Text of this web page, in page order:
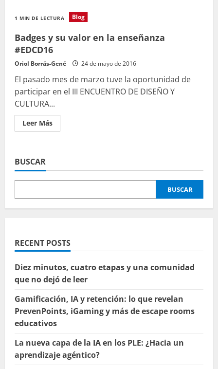
Gamifiquemos,
ludifiquemos,
llámalo como
quieras
pero
úsalo
1 MIN DE LECTURA Blog
Badges y su valor en la enseñanza
#EDCD16
Oriol Borrás-Gené 24 de mayo de 2016
El pasado mes de marzo tuve la oportunidad de
participar en el III ENCUENTRO DE DISEÑO Y
CULTURA...
Leer MásLeer
más
valor
#EDCD16
BUSCAR
BUSCAR
RECENT POSTS
Diez minutos, cuatro etapas y una comunidad
que no dejó de leer
Gamificación, IA y retención: lo que revelan
PrevenPoints, iGaming y más de escape rooms
educativos
La nueva capa de la IA en los PLE: ¿Hacia un
aprendizaje agéntico?